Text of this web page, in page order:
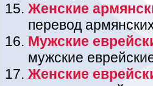
Женские
перевод
Мужские
мужские
Женские